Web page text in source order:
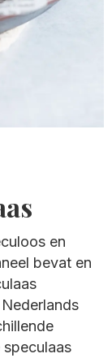
en
bevat en